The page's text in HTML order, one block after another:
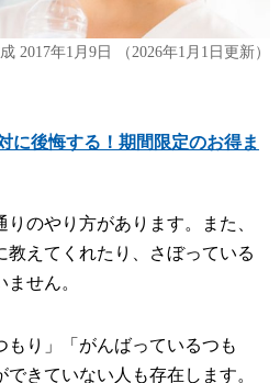
2017年1月9日 （2026年1月1日更新）
に後悔する！期間限定のお得ま
のやり方があります。また、
えてくれたり、さぼっている
せん。
もり」「がんばっているつも
きていない人も存在します。